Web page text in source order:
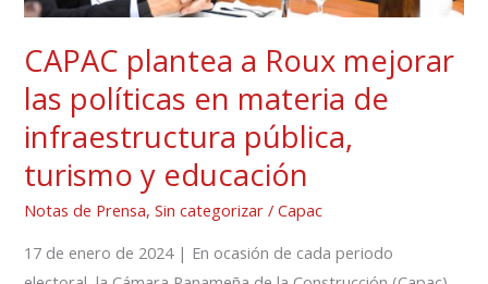
CAPAC plantea a Roux mejorar
las políticas en materia de
infraestructura pública,
turismo y educación
Notas de Prensa,Sin categorizar /Capac
17 de enero de 2024 | En ocasión de cada periodo
pública,
turismo
educación